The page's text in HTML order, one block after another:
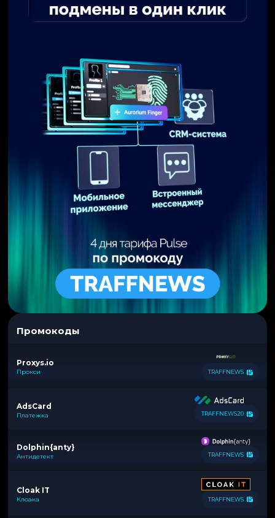
Промокоды
Proxys.io
Прокси TRAFFNEWS
AdsCard
Платежка TRAFFNEWS20
Dolphin{anty}
Антидетект TRAFFNEWS
Cloak IT
Клоака TRAFFNEWS